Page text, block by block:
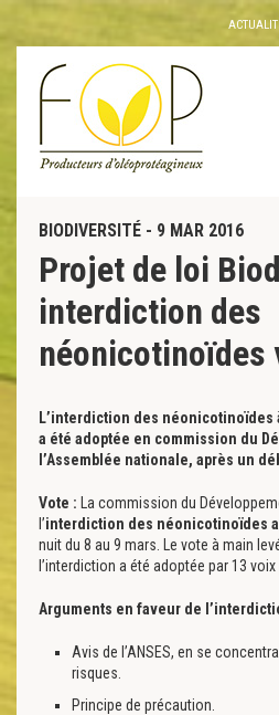
Panneau de gestion des cookies
BIODIVERSITÉ - 9 MAR 2016
Projet de loi
interdiction des
néonicotinoïdes
L’interdiction des néonicotinoïdes
a été adoptée en commission du
l’Assemblée nationale, après un
Vote :
La commission du
l’interdiction des néonicotinoïdes
nuit du 8 au 9 mars. Le vote à main
l’interdiction a été adoptée par 13
Arguments en faveur de
Avis de l’ANSES, en se
risques.
Principe de précaution.